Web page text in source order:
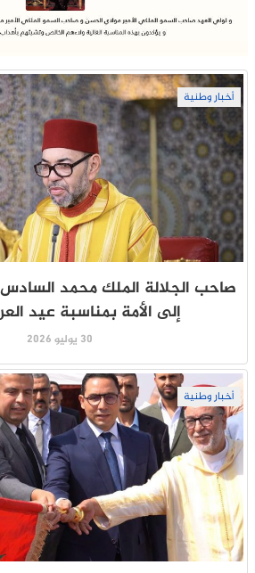
أخبار وطنية
صاحب الجلالة الملك محمد
إلى الأمة بمناسبة عيد
30 يوليو 2026
أخبار وطنية